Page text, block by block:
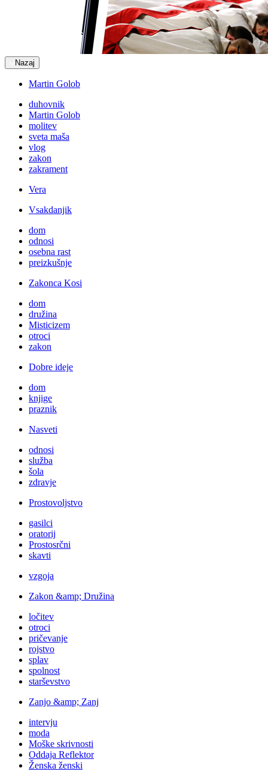
Nazaj
Martin Golob
duhovnik
Martin Golob
molitev
sveta maša
vlog
zakon
zakrament
Vera
Vsakdanjik
dom
odnosi
osebna rast
preizkušnje
Zakonca Kosi
dom
družina
Misticizem
otroci
zakon
Dobre ideje
dom
knjige
praznik
Nasveti
odnosi
služba
šola
zdravje
Prostovoljstvo
gasilci
oratorij
Prostosrčni
skavti
vzgoja
Zakon &amp; Družina
ločitev
otroci
pričevanje
rojstvo
splav
spolnost
starševstvo
Zanjo &amp; Zanj
intervju
moda
Moške skrivnosti
Oddaja Reflektor
Ženska ženski